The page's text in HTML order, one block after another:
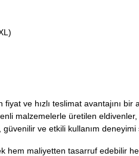
ve hızlı teslimat avantajını
malzemelerle üretilen
ve etkili kullanım deneyimi
hem maliyetten tasarruf edebilir